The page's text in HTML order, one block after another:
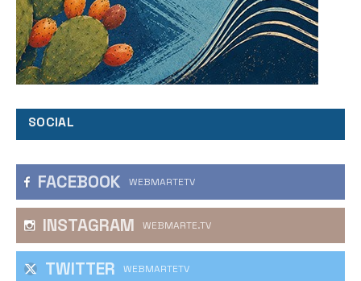
SOCIAL
FACEBOOK WEBMARTETV
INSTAGRAM WEBMARTE.TV
TWITTER WEBMARTETV